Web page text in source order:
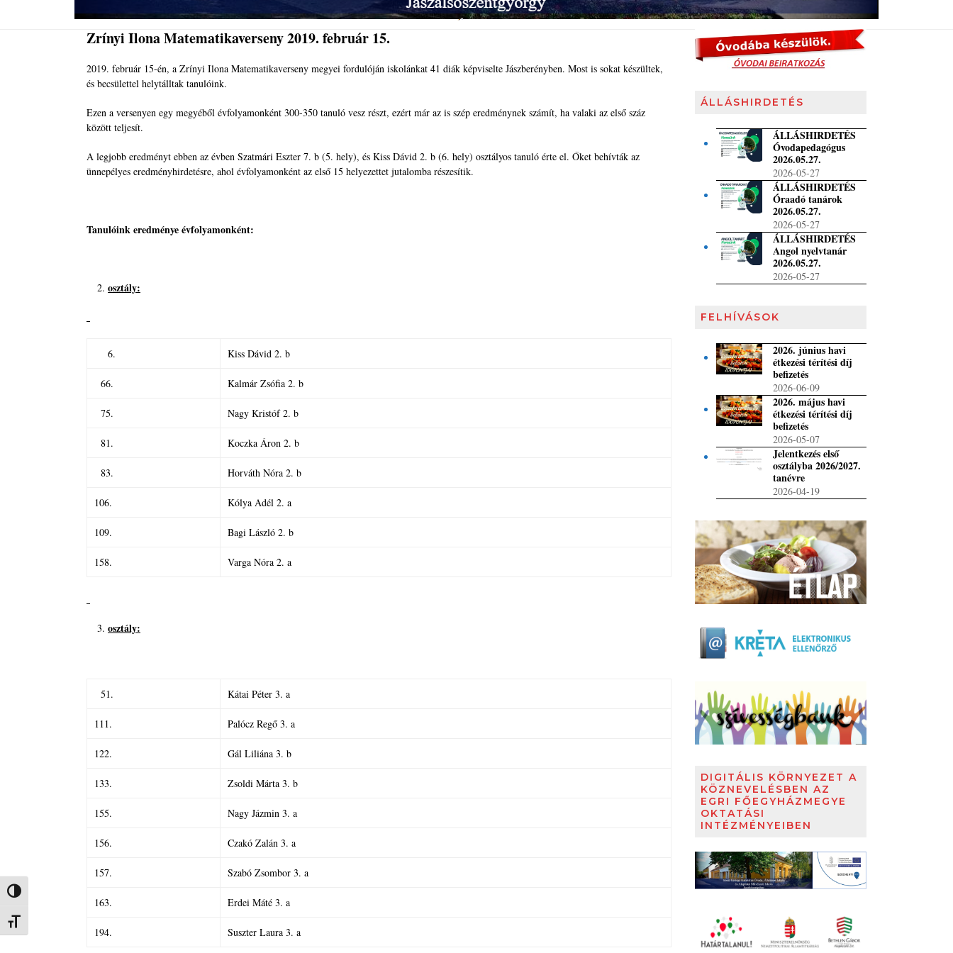
Nagy kontraszt váltása
Betűméret váltása
Zrínyi Ilona Matematikaverseny 2019. február 15.
2019. február 15-én, a Zrínyi Ilona Matematikaverseny megyei fordulóján iskolánkat 41 diák képviselte Jászberényben. Most is sokat készültek,
és becsülettel helytálltak tanulóink.
Ezen a versenyen egy megyéből évfolyamonként 300-350 tanuló vesz részt, ezért már az is szép eredménynek számít, ha valaki az első száz
között teljesít.
A legjobb eredményt ebben az évben Szatmári Eszter 7. b (5. hely), és Kiss Dávid 2. b (6. hely) osztályos tanuló érte el. Őket behívták az
ünnepélyes eredményhirdetésre, ahol évfolyamonként az első 15 helyezettet jutalomba részesítik.
Tanulóink eredménye évfolyamonként:
osztály:
6. Kiss Dávid 2. b
66. Kalmár Zsófia 2. b
75. Nagy Kristóf 2. b
81. Koczka Áron 2. b
83. Horváth Nóra 2. b
106. Kólya Adél 2. a
109. Bagi László 2. b
158. Varga Nóra 2. a
osztály:
51. Kátai Péter 3. a
111. Palócz Regő 3. a
122. Gál Liliána 3. b
133. Zsoldi Márta 3. b
155. Nagy Jázmin 3. a
156. Czakó Zalán 3. a
157. Szabó Zsombor 3. a
163. Erdei Máté 3. a
194. Suszter Laura 3. a
ÁLLÁSHIRDETÉS
ÁLLÁSHIRDETÉS
Óvodapedagógus
2026.05.27.
2026-05-27
ÁLLÁSHIRDETÉS
Óraadó tanárok
2026.05.27.
2026-05-27
ÁLLÁSHIRDETÉS
Angol nyelvtanár
2026.05.27.
2026-05-27
FELHÍVÁSOK
2026. június havi
étkezési térítési díj
befizetés
2026-06-09
2026. május havi
étkezési térítési díj
befizetés
2026-05-07
Jelentkezés első
osztályba 2026/2027.
tanévre
2026-04-19
DIGITÁLIS KÖRNYEZET A
KÖZNEVELÉSBEN AZ
EGRI FŐEGYHÁZMEGYE
OKTATÁSI
INTÉZMÉNYEIBEN